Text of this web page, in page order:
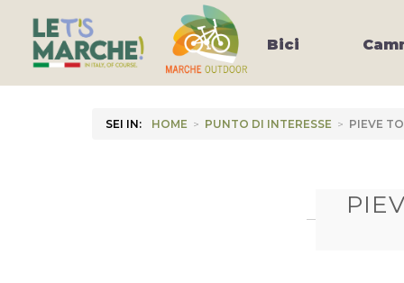
Bici
SEI IN: HOME > PUNTO DI INTERESSE > PIEVE
PIEVE